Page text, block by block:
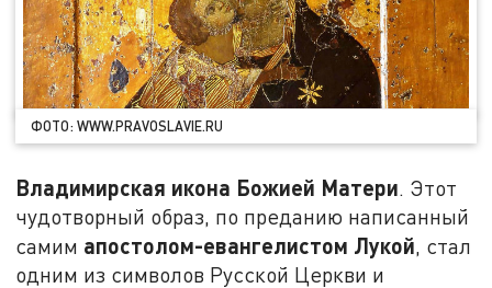
ФОТО: WWW.PRAVOSLAVIE.RU
Владимирская икона Божией Матери. Этот
чудотворный образ, по преданию написанный
самим апостолом-евангелистом Лукой, стал
одним из символов Русской Церкви и